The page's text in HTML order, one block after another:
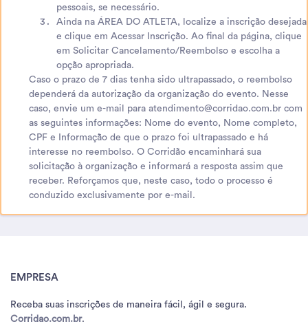
pessoais, se necessário.
Ainda na ÁREA DO ATLETA, localize a inscrição desejada
e clique em Acessar Inscrição. Ao final da página, clique
em Solicitar Cancelamento/Reembolso e escolha a
opção apropriada.
Caso o prazo de 7 dias tenha sido ultrapassado, o reembolso
dependerá da autorização da organização do evento. Nesse
caso, envie um e-mail para atendimento@corridao.com.br com
as seguintes informações: Nome do evento, Nome completo,
CPF e Informação de que o prazo foi ultrapassado e há
interesse no reembolso. O Corridão encaminhará sua
solicitação à organização e informará a resposta assim que
receber. Reforçamos que, neste caso, todo o processo é
conduzido exclusivamente por e-mail.
EMPRESA
Receba suas inscrições de maneira fácil, ágil e segura.
Corridao.com.br.